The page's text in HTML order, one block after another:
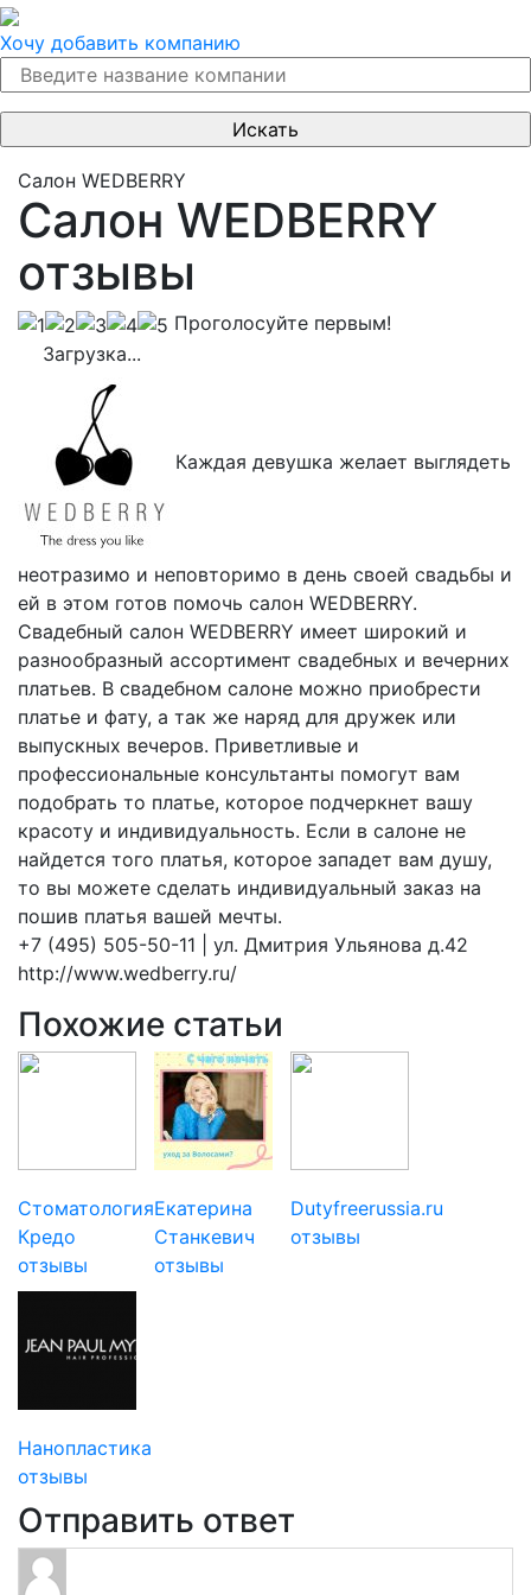
Хочу добавить компанию
Салон WEDBERRY
Салон WEDBERRY
отзывы
Проголосуйте первым!
Загрузка...
Каждая девушка желает выглядеть
неотразимо и неповторимо в день своей свадьбы и
ей в этом готов помочь салон WEDBERRY.
Свадебный салон WEDBERRY имеет широкий и
разнообразный ассортимент свадебных и вечерних
платьев. В свадебном салоне можно приобрести
платье и фату, а так же наряд для дружек или
выпускных вечеров. Приветливые и
профессиональные консультанты помогут вам
подобрать то платье, которое подчеркнет вашу
красоту и индивидуальность. Если в салоне не
найдется того платья, которое западет вам душу,
то вы можете сделать индивидуальный заказ на
пошив платья вашей мечты.
+7 (495) 505-50-11 | ул. Дмитрия Ульянова д.42
http://www.wedberry.ru/
Похожие статьи
Стоматология
Кредо
отзывы
Екатерина
Станкевич
отзывы
Dutyfreerussia.ru
отзывы
Нанопластика
отзывы
Отправить ответ